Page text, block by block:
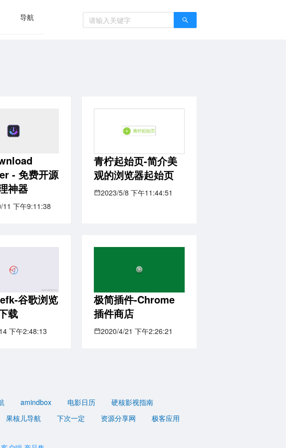
导航
- 免费开源
神器
11 下午9:11:38
青柠起始页-简介美
观的浏览器起始页
2023/5/8 下午11:44:51
谷歌浏览
载
下午2:48:13
极简插件-Chrome
插件商店
2020/4/21 下午2:26:21
amindbox 电影日历
硬核影视指南
果核儿导航 下次一定 资源分享网
极客应用